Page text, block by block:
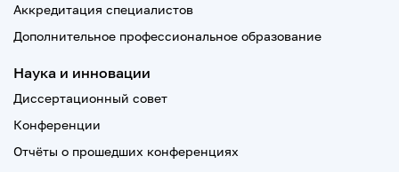
Аккредитация специалистов
Дополнительное профессиональное образование
Наука и инновации
Диссертационный совет
Конференции
Отчёты о прошедших конференциях